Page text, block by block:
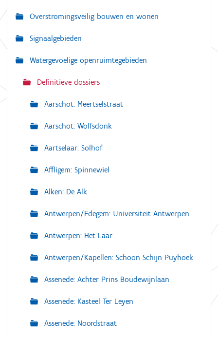
t
Overstromingsveilig bouwen en wonen
Signaalgebieden
Watergevoelige openruimtegebieden
Definitieve dossiers
Aarschot: Meertselstraat
Aarschot: Wolfsdonk
Aartselaar: Solhof
Affligem: Spinnewiel
Alken: De Alk
Antwerpen/Edegem: Universiteit Antwerpen
Antwerpen: Het Laar
Antwerpen/Kapellen: Schoon Schijn Puyhoek
Assenede: Achter Prins Boudewijnlaan
Assenede: Kasteel Ter Leyen
Assenede: Noordstraat